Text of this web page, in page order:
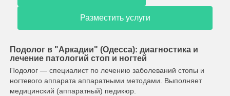
Разместить услуги
Подолог в "Аркадии" (Одесса): диагностика и
лечение патологий стоп и ногтей
Подолог — специалист по лечению заболеваний стопы и
ногтевого аппарата аппаратными методами. Выполняет
медицинский (аппаратный) педикюр.